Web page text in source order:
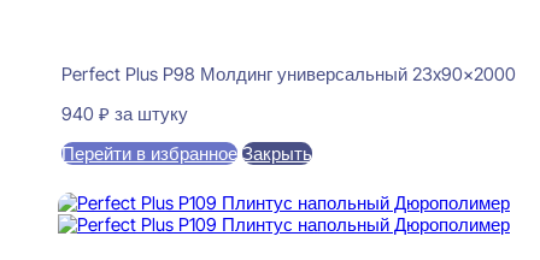
Perfect Plus P98 Молдинг универсальный 23x90x2000
940 ₽ за штуку
Перейти в избранное Закрыть